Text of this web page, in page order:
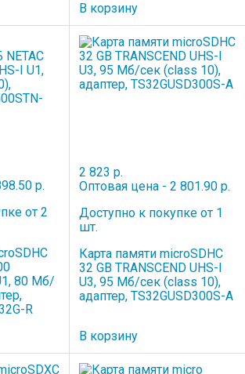
В корзину
р.
от 2
80 Мб/
R
2 823 р.
Оптовая цена - 2 801.90 р.
Доступно к покупке от 1
шт.
Карта памяти microSDHC
32 GB TRANSCEND UHS-I
U3, 95 Мб/сек (class 10),
адаптер, TS32GUSD300S-A
В корзину